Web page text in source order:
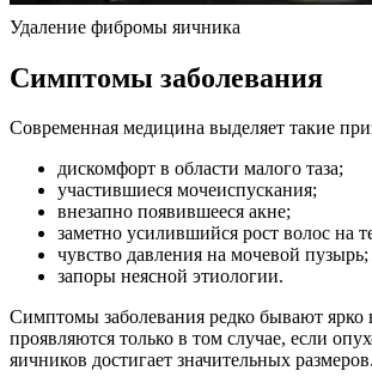
Удаление фибромы яичника
Симптомы заболевания
Современная медицина выделяет такие
дискомфорт в области малого таза;
участившиеся мочеиспускания;
внезапно появившееся акне;
заметно усилившийся рост волос на
чувство давления на мочевой пузырь;
запоры неясной этиологии.
Симптомы заболевания редко бывают
проявляются только в том случае, если
яичников достигает значительных размеров.